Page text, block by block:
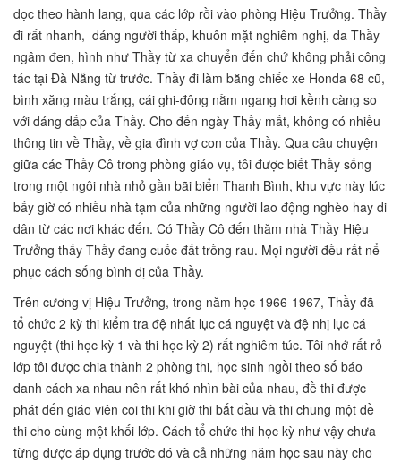
dọc theo hành lang, qua các lớp rồi vào phòng Hiệu Trưởng. Thầy
đi rất nhanh, dáng người thấp, khuôn mặt nghiêm nghị, da Thầy
ngâm đen, hình như Thầy từ xa chuyển đến chứ không phải công
tác tại Đà Nẵng từ trước. Thầy đi làm bằng chiếc xe Honda 68 cũ,
bình xăng màu trắng, cái ghi-đông nằm ngang hơi kềnh càng so
với dáng dấp của Thầy. Cho đến ngày Thầy mất, không có nhiều
thông tin về Thầy, về gia đình vợ con của Thầy. Qua câu chuyện
giữa các Thầy Cô trong phòng giáo vụ, tôi được biết Thầy sống
trong một ngôi nhà nhỏ gần bãi biển Thanh Bình, khu vực này lúc
bấy giờ có nhiều nhà tạm của những người lao động nghèo hay di
dân từ các nơi khác đến. Có Thầy Cô đến thăm nhà Thầy Hiệu
Trưởng thấy Thầy đang cuốc đất trồng rau. Mọi người đều rất nể
phục cách sống bình dị của Thầy.
Trên cương vị Hiệu Trưởng, trong năm học 1966-1967, Thầy đã
tổ chức 2 kỳ thi kiểm tra đệ nhất lục cá nguyệt và đệ nhị lục cá
nguyệt (thi học kỳ 1 và thi học kỳ 2) rất nghiêm túc. Tôi nhớ rất rỏ
lớp tôi được chia thành 2 phòng thi, học sinh ngồi theo số báo
danh cách xa nhau nên rất khó nhìn bài của nhau, đề thi được
phát đến giáo viên coi thi khi giờ thi bắt đầu và thi chung một đề
thi cho cùng một khối lớp. Cách tổ chức thi học kỳ như vậy chưa
từng được áp dụng trước đó và cả những năm học sau này cho